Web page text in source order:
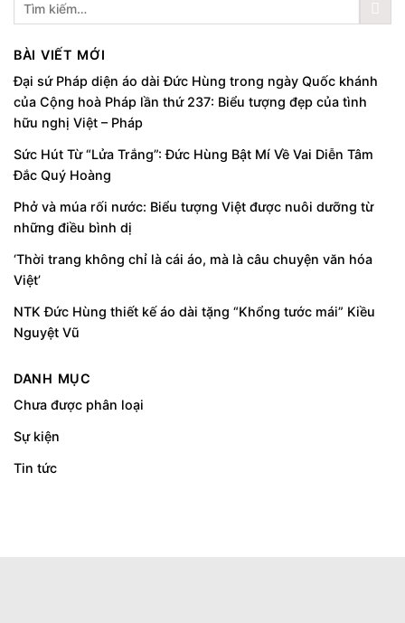
BÀI VIẾT MỚI
Đại sứ Pháp diện áo dài Đức Hùng trong ngày Quốc khánh
của Cộng hoà Pháp lần thứ 237: Biểu tượng đẹp của tình
hữu nghị Việt – Pháp
Sức Hút Từ “Lửa Trắng”: Đức Hùng Bật Mí Về Vai Diễn Tâm
Đắc Quý Hoàng
Phở và múa rối nước: Biểu tượng Việt được nuôi dưỡng từ
những điều bình dị
‘Thời trang không chỉ là cái áo, mà là câu chuyện văn hóa
Việt’
NTK Đức Hùng thiết kế áo dài tặng “Khổng tước mái” Kiều
Nguyệt Vũ
DANH MỤC
Chưa được phân loại
Sự kiện
Tin tức